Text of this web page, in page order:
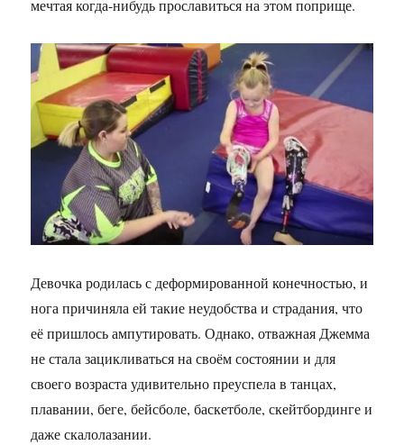
мечтая когда-нибудь прославиться на этом поприще.
Девочка родилась с деформированной конечностью, и
нога причиняла ей такие неудобства и страдания, что
её пришлось ампутировать. Однако, отважная Джемма
не стала зацикливаться на своём состоянии и для
своего возраста удивительно преуспела в танцах,
плавании, беге, бейсболе, баскетболе, скейтбординге и
даже скалолазании.